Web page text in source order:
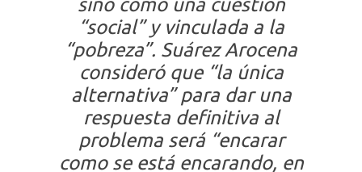
sino como una cuestión
“social” y vinculada a la
“pobreza”. Suárez Arocena
consideró que “la única
alternativa” para dar una
respuesta definitiva al
problema será “encarar
como se está encarando, en